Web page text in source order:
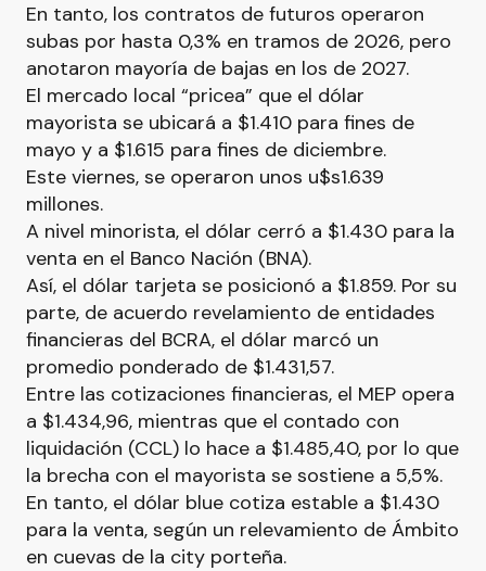
En tanto, los contratos de futuros operaron
subas por hasta 0,3% en tramos de 2026, pero
anotaron mayoría de bajas en los de 2027.
El mercado local “pricea” que el dólar
mayorista se ubicará a $1.410 para fines de
mayo y a $1.615 para fines de diciembre.
Este viernes, se operaron unos u$s1.639
millones.
A nivel minorista, el dólar cerró a $1.430 para la
venta en el Banco Nación (BNA).
Así, el dólar tarjeta se posicionó a $1.859. Por su
parte, de acuerdo revelamiento de entidades
financieras del BCRA, el dólar marcó un
promedio ponderado de $1.431,57.
Entre las cotizaciones financieras, el MEP opera
a $1.434,96, mientras que el contado con
liquidación (CCL) lo hace a $1.485,40, por lo que
la brecha con el mayorista se sostiene a 5,5%.
En tanto, el dólar blue cotiza estable a $1.430
para la venta, según un relevamiento de Ámbito
en cuevas de la city porteña.